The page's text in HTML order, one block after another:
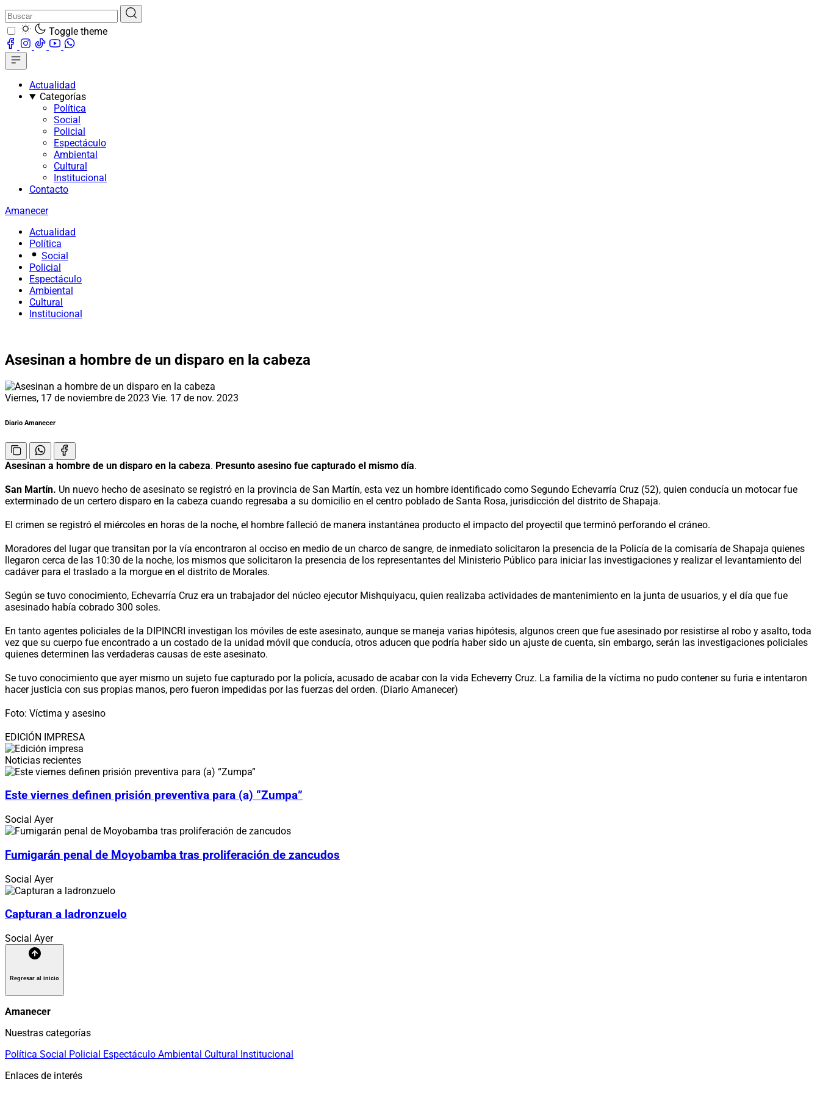
Toggle theme
Actualidad
Categorías
Política
Social
Policial
Espectáculo
Ambiental
Cultural
Institucional
Contacto
Amanecer
Actualidad
Política
Social
Policial
Espectáculo
Ambiental
Cultural
Institucional
Asesinan a hombre de un disparo en la cabeza
Viernes, 17 de noviembre de 2023 Vie. 17 de nov. 2023
Diario Amanecer
Asesinan a hombre de un disparo en la cabeza. Presunto asesino fue capturado el mismo día.
San Martín. Un nuevo hecho de asesinato se registró en la provincia de San Martín, esta vez un hombre identificado como Segundo Echevarría Cruz (52), quien conducía un motocar fue
exterminado de un certero disparo en la cabeza cuando regresaba a su domicilio en el centro poblado de Santa Rosa, jurisdicción del distrito de Shapaja.
El crimen se registró el miércoles en horas de la noche, el hombre falleció de manera instantánea producto el impacto del proyectil que terminó perforando el cráneo.
Moradores del lugar que transitan por la vía encontraron al occiso en medio de un charco de sangre, de inmediato solicitaron la presencia de la Policía de la comisaría de Shapaja quienes
llegaron cerca de las 10:30 de la noche, los mismos que solicitaron la presencia de los representantes del Ministerio Público para iniciar las investigaciones y realizar el levantamiento del
cadáver para el traslado a la morgue en el distrito de Morales.
Según se tuvo conocimiento, Echevarría Cruz era un trabajador del núcleo ejecutor Mishquiyacu, quien realizaba actividades de mantenimiento en la junta de usuarios, y el día que fue
asesinado había cobrado 300 soles.
En tanto agentes policiales de la DIPINCRI investigan los móviles de este asesinato, aunque se maneja varias hipótesis, algunos creen que fue asesinado por resistirse al robo y asalto, toda
vez que su cuerpo fue encontrado a un costado de la unidad móvil que conducía, otros aducen que podría haber sido un ajuste de cuenta, sin embargo, serán las investigaciones policiales
quienes determinen las verdaderas causas de este asesinato.
Se tuvo conocimiento que ayer mismo un sujeto fue capturado por la policía, acusado de acabar con la vida Echeverry Cruz. La familia de la víctima no pudo contener su furia e intentaron
hacer justicia con sus propias manos, pero fueron impedidas por las fuerzas del orden. (Diario Amanecer)
Foto: Víctima y asesino
EDICIÓN IMPRESA
Noticias recientes
Este viernes definen prisión preventiva para (a) “Zumpa”
Social Ayer
Fumigarán penal de Moyobamba tras proliferación de zancudos
Social Ayer
Capturan a ladronzuelo
Social Ayer
Regresar al inicio
Amanecer
Nuestras categorías
Política Social Policial Espectáculo Ambiental Cultural Institucional
Enlaces de interés